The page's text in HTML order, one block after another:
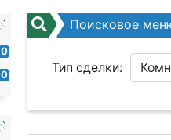
Поисковое
Тип сделки:
Район: